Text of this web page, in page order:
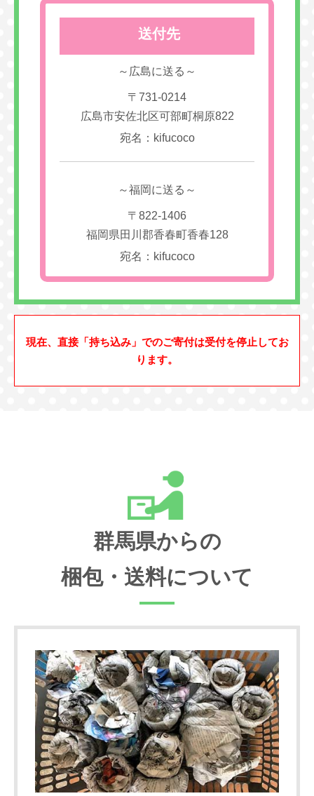
送付先
～広島に送る～
〒731-0214
広島市安佐北区可部町桐原822
宛名：kifucoco
～福岡に送る～
〒822-1406
福岡県田川郡香春町香春128
宛名：kifucoco
現在、直接「持ち込み」でのご寄付は受付を停止してお
ります。
群馬県からの
梱包・送料について